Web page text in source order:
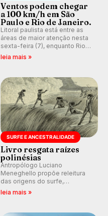
Ventos podem chegar
a 100 km/h em São
Paulo e Rio de Janeiro.
Litoral paulista está entre as
áreas de maior atenção nesta
sexta-feira (7), enquanto Rio
de Janeiro também recebe
km/h em Itanhaém.
leia mais »
SURFE E ANCESTRALIDADE
Livro resgata raízes
polinésias
Antropólogo Luciano
Meneghello propõe releitura
das origens do surfe,
resgatando a cultura polinésia
prática em esporte e indústria.
leia mais »